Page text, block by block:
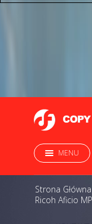
MENU
Strona Główna
Ricoh Aficio